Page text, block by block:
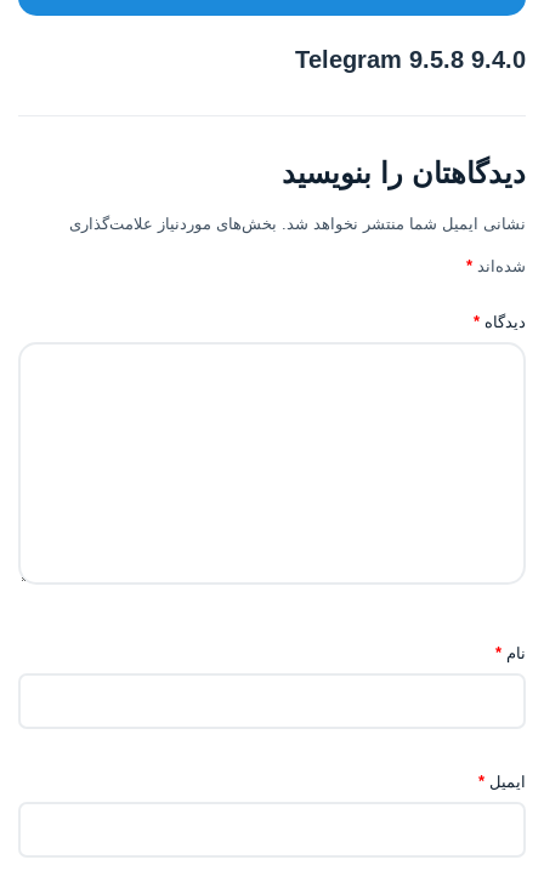
Telegram 9.5.8 9.4.0
دیدگاهتان را بنویسید
نشانی ایمیل شما منتشر نخواهد شد. بخش‌های موردنیاز علامت‌گذاری
شده‌اند *
دیدگاه *
نام *
ایمیل *